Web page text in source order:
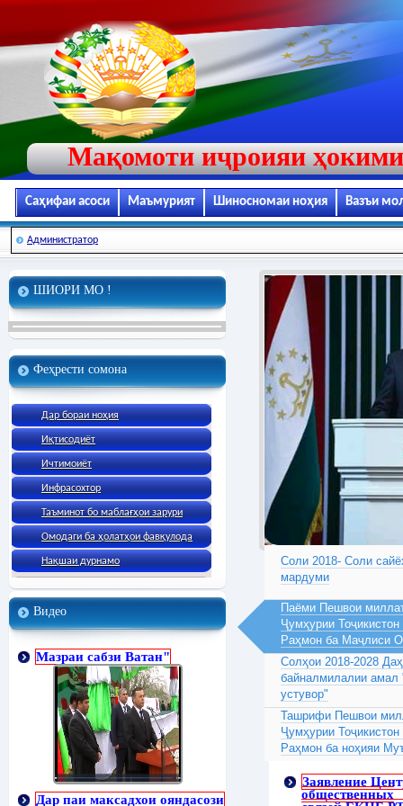
Мақомоти иҷроияи
Саҳифаи асоси Маъмурият Шиносномаи ноҳия Вазъи
Администратор
ШИОРИ МО !
Феҳрести сомона
Дар бораи ноҳия
Иқтисодиёт
Ичтимоиёт
Инфрасохтор
Таъминот бо маблағҳои зарури
Омодаги ба ҳолатҳои фавқулода
Нақшаи дурнамо
Видео
Мазраи сабзи Ватан"
Дар паи максадхои ояндасози
Соли 2018- Соли
мардуми
Паёми Пешвои
Ҷумҳурии
Раҳмон ба Маҷлиси
Солҳои 2018-2028
байналмилалии
устувор"
Ташрифи Пешвои
Ҷумҳурии
Раҳмон ба ноҳияи
Заявление
общественных